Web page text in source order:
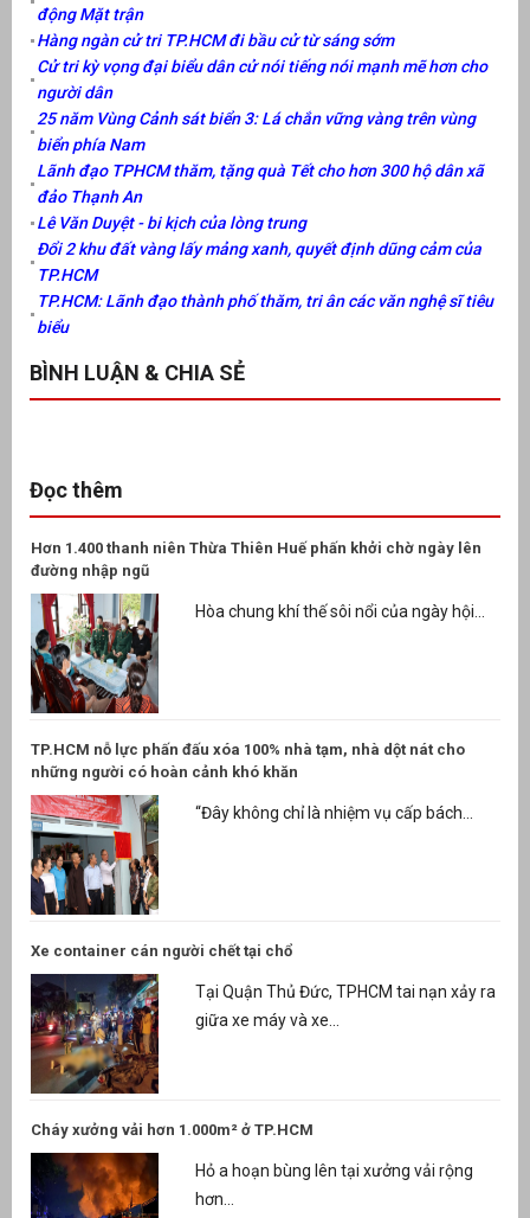
động Mặt trận
Hàng ngàn cử tri TP.HCM đi bầu cử từ sáng sớm
Cử tri kỳ vọng đại biểu dân cử nói tiếng nói mạnh mẽ hơn cho
người dân
25 năm Vùng Cảnh sát biển 3: Lá chắn vững vàng trên vùng
biển phía Nam
Lãnh đạo TPHCM thăm, tặng quà Tết cho hơn 300 hộ dân xã
đảo Thạnh An
Lê Văn Duyệt - bi kịch của lòng trung
Đổi 2 khu đất vàng lấy mảng xanh, quyết định dũng cảm của
TP.HCM
TP.HCM: Lãnh đạo thành phố thăm, tri ân các văn nghệ sĩ tiêu
biểu
BÌNH LUẬN & CHIA SẺ
Đọc thêm
Hơn 1.400 thanh niên Thừa Thiên Huế phấn khởi chờ ngày lên
đường nhập ngũ
Hòa chung khí thế sôi nổi của ngày hội...
TP.HCM nỗ lực phấn đấu xóa 100% nhà tạm, nhà dột nát cho
những người có hoàn cảnh khó khăn
“Đây không chỉ là nhiệm vụ cấp bách...
Xe container cán người chết tại chổ
Tại Quận Thủ Đức, TPHCM tai nạn xảy ra
giữa xe máy và xe...
Cháy xưởng vải hơn 1.000m² ở TP.HCM
Hỏ a hoạn bùng lên tại xưởng vải rộng
hơn...